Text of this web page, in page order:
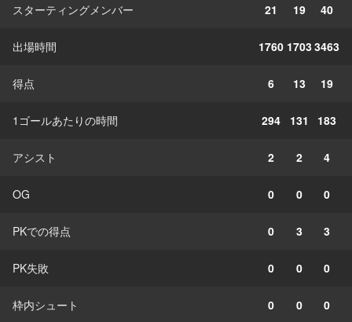
スターティングメンバー 21 19 40
出場時間 1760 17033463
得点 6 13 19
1ゴールあたりの時間 294 131 183
アシスト 2 2 4
OG 0 0 0
PKでの得点 0 3 3
PK失敗 0 0 0
枠内シュート 0 0 0